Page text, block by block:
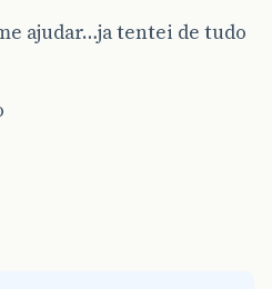
ajudar…ja tentei de tudo